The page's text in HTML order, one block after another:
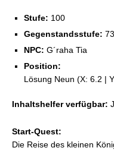
Stufe: 100
Gegenstandsstufe:
NPC: G´raha Tia
Position:
Lösung Neun (X: 6.2 |
Inhaltshelfer verfügbar:
Start-Quest:
Die Reise des kleinen